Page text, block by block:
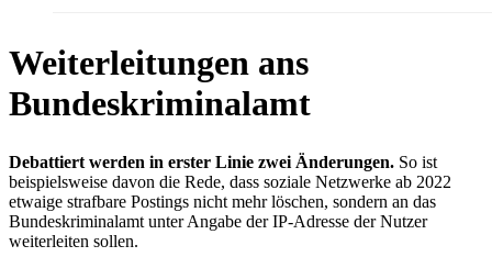
Weiterleitungen ans
Bundeskriminalamt
Debattiert werden in erster Linie zwei Änderungen. So ist
beispielsweise davon die Rede, dass soziale Netzwerke ab 2022
etwaige strafbare Postings nicht mehr löschen, sondern an das
Bundeskriminalamt unter Angabe der IP-Adresse der Nutzer
weiterleiten sollen.